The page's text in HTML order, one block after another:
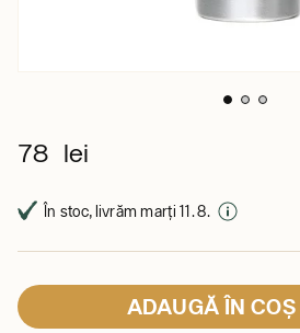
78 lei
În stoc, livrăm marți 11. 8.
ADAUGĂ ÎN COȘ